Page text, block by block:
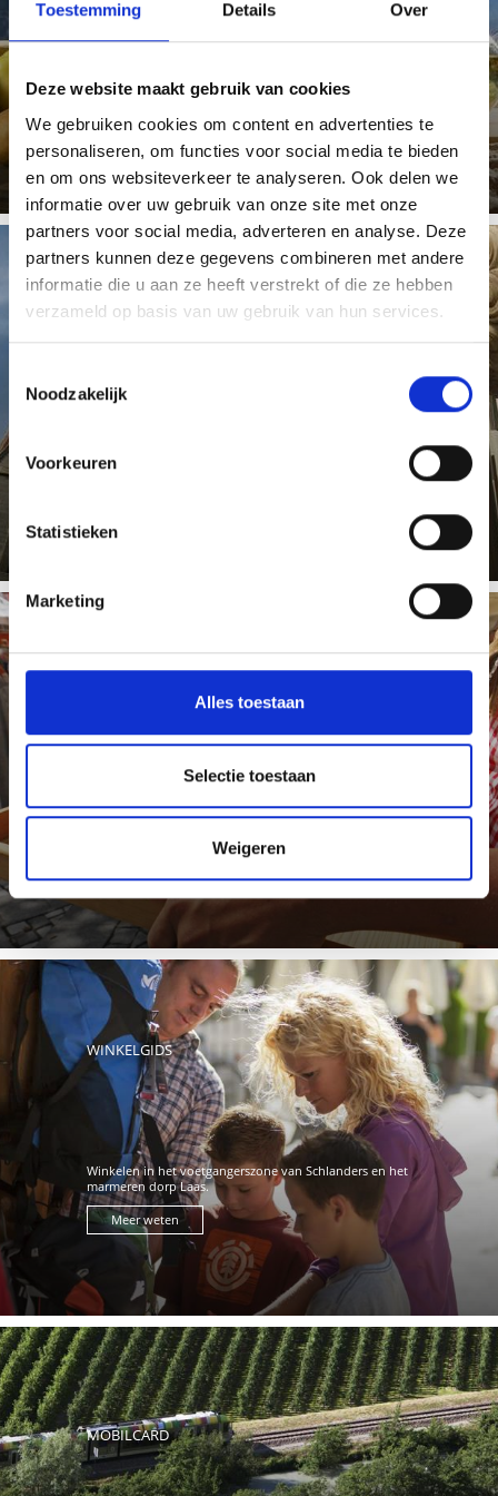
Toestemming Details Over
Deze website maakt gebruik van cookies
We gebruiken cookies om content en advertenties te
personaliseren, om functies voor social media te bieden
en om ons websiteverkeer te analyseren. Ook delen we
informatie over uw gebruik van onze site met onze
partners voor social media, adverteren en analyse. Deze
partners kunnen deze gegevens combineren met andere
informatie die u aan ze heeft verstrekt of die ze hebben
verzameld op basis van uw gebruik van hun services.
Noodzakelijk
Voorkeuren
Statistieken
Marketing
Alles toestaan
Selectie toestaan
Weigeren
Hoogwaardige producten van Vinschgau. De Vinschgau
Meer weten
CULTUUR & KUNST
economische en vooral het culturele centrum van het
Vinschgau, ...
In Schlanders en Laas de culinaire traditie van Tirol aan
de creatieve kunst van de Italiaanse keuken.
WINKELGIDS
Winkelen in het voetgangerszone van Schlanders en het
marmeren dorp Laas.
Meer weten
MOBILCARD